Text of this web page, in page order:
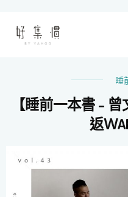
睡
【睡前一本書 –
返Ｗ